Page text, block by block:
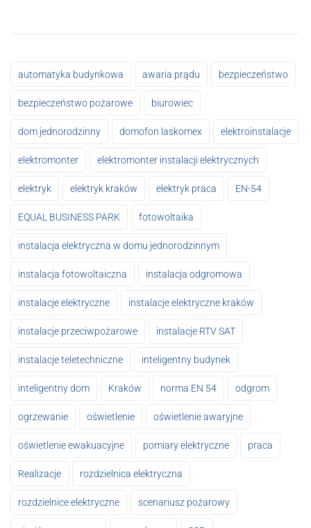
automatyka budynkowa awaria prądu bezpieczeństwo
bezpieczeństwo pożarowe biurowiec
dom jednorodzinny domofon laskomex elektroinstalacje
elektromonter elektromonter instalacji elektrycznych
elektryk elektryk kraków elektryk praca EN-54
EQUAL BUSINESS PARK fotowoltaika
instalacja elektryczna w domu jednorodzinnym
instalacja fotowoltaiczna instalacja odgromowa
instalacje elektryczne instalacje elektryczne kraków
instalacje przeciwpożarowe instalacje RTV SAT
instalacje teletechniczne inteligentny budynek
inteligentny dom Kraków norma EN 54 odgrom
ogrzewanie oświetlenie oświetlenie awaryjne
oświetlenie ewakuacyjne pomiary elektryczne praca
Realizacje rozdzielnica elektryczna
rozdzielnice elektryczne scenariusz pożarowy